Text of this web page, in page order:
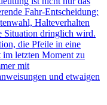
Fahr-Entscheidung:
Halteverhalten
Situation dringlich wird.
die Pfeile in eine
im letzten Moment zu
mit
und etwaigen